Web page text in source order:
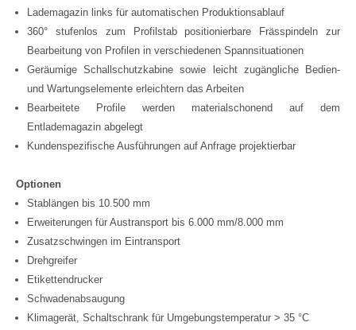
Lademagazin links für automatischen Produktionsablauf
360° stufenlos zum Profilstab positionierbare Frässpindeln zur
Bearbeitung von Profilen in verschiedenen Spannsituationen
Geräumige Schallschutzkabine sowie leicht zugängliche Bedien-
und Wartungselemente erleichtern das Arbeiten
Bearbeitete Profile werden materialschonend auf dem
Entlademagazin abgelegt
Kundenspezifische Ausführungen auf Anfrage projektierbar
Optionen
Stablängen bis 10.500 mm
Erweiterungen für Austransport bis 6.000 mm/8.000 mm
Zusatzschwingen im Eintransport
Drehgreifer
Etikettendrucker
Schwadenabsaugung
Klimagerät, Schaltschrank für Umgebungstemperatur > 35 °C